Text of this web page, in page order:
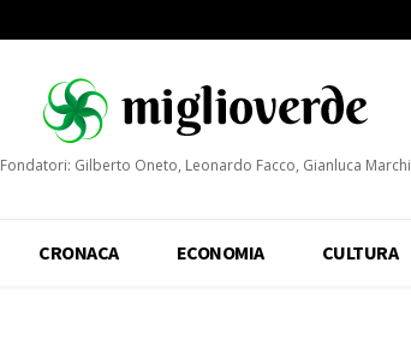
Fondatori: Gilberto Oneto, Leonardo Facco, Gianluca Marchi
CRONACA ECONOMIA CULTURA